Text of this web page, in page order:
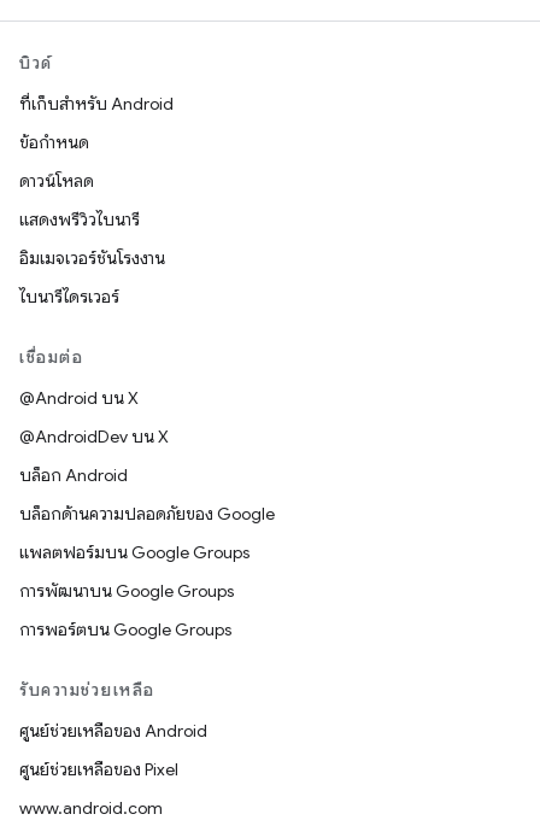
บิวด์
ที่เก็บสำหรับ Android
ข้อกำหนด
ดาวน์โหลด
แสดงพรีวิวไบนารี
อิมเมจเวอร์ชันโรงงาน
ไบนารีไดรเวอร์
เชื่อมต่อ
@Android บน X
@AndroidDev บน X
บล็อก Android
บล็อกด้านความปลอดภัยของ Google
แพลตฟอร์มบน Google Groups
การพัฒนาบน Google Groups
การพอร์ตบน Google Groups
รับความช่วยเหลือ
ศูนย์ช่วยเหลือของ Android
ศูนย์ช่วยเหลือของ Pixel
www.android.com